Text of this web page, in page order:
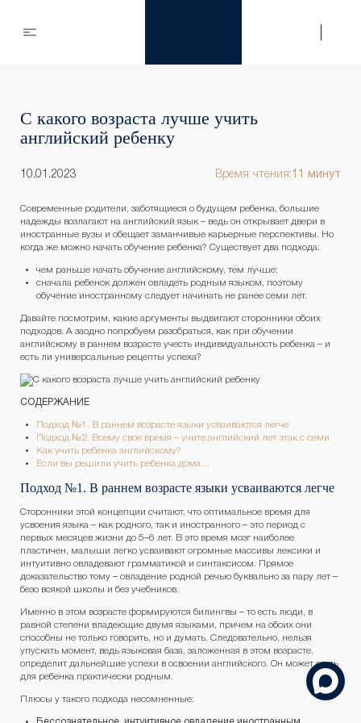
С какого возраста лучше учить
английский ребенку
10.01.2023 Время чтения:11 минут
Современные родители, заботящиеся о будущем ребенка, большие
надежды возлагают на английский язык – ведь он открывает двери в
иностранные вузы и обещает заманчивые карьерные перспективы. Но
когда же можно начать обучение ребенка? Существует два подхода:
чем раньше начать обучение английскому, тем лучше;
сначала ребенок должен овладеть родным языком, поэтому
обучение иностранному следует начинать не ранее семи лет.
Давайте посмотрим, какие аргументы выдвигают сторонники обоих
подходов. А заодно попробуем разобраться, как при обучении
английскому в раннем возрасте учесть индивидуальность ребенка – и
есть ли универсальные рецепты успеха?
СОДЕРЖАНИЕ
Подход №1. В раннем возрасте языки усваиваются легче
Подход №2. Всему свое время – учите английский лет этак с семи
Как учить ребенка английскому?
Если вы решили учить ребенка дома…
Подход №1. В раннем возрасте языки усваиваются легче
Сторонники этой концепции считают, что оптимальное время для
усвоения языка – как родного, так и иностранного – это период с
первых месяцев жизни до 5–6 лет. В это время мозг наиболее
пластичен, малыши легко усваивают огромные массивы лексики и
интуитивно овладевают грамматикой и синтаксисом. Прямое
доказательство тому – овладение родной речью буквально за пару лет –
безо всякой школы и без учебников.
Именно в этом возрасте формируются билингвы – то есть люди, в
равной степени владеющие двумя языками, причем на обоих они
способны не только говорить, но и думать. Следовательно, нельзя
упускать момент, ведь языковая база, заложенная в этом возрасте,
определит дальнейшие успехи в освоении английского. Он может стать
для ребенка практически родным.
Плюсы у такого подхода несомненные: